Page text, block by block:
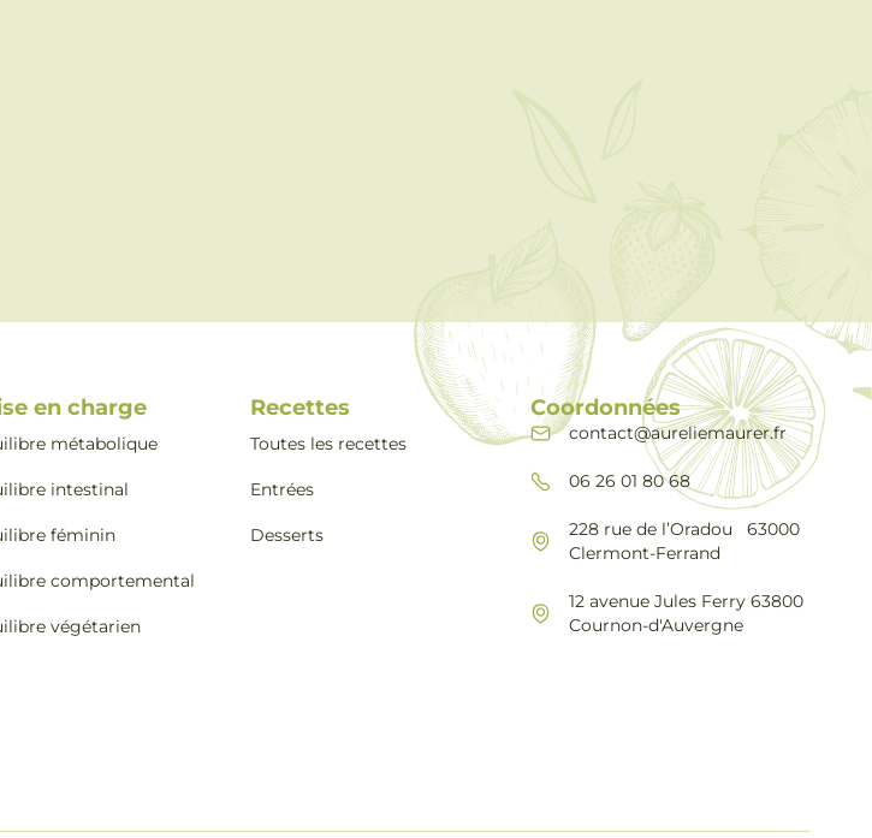
en charge
métabolique
intestinal
féminin
comportemental
végétarien
Recettes
Toutes les recettes
Entrées
Desserts
Coordonnées
contact@aureliemaurer.fr
06 26 01 80 68
228 rue de l’Oradou 63000
Clermont-Ferrand
12 avenue Jules Ferry 63800
Cournon-d'Auvergne